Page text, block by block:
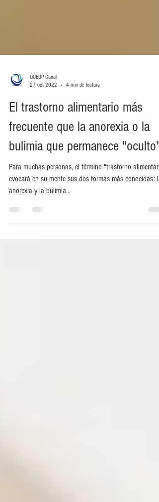
4 min de lectura
El trastorno alimentario más
frecuente que la anorexia o la
bulimia que permanece "oculto"
Para muchas personas, el término "trastorno
evocará en su mente sus dos formas más conocidas: la
anorexia y la bulimia...